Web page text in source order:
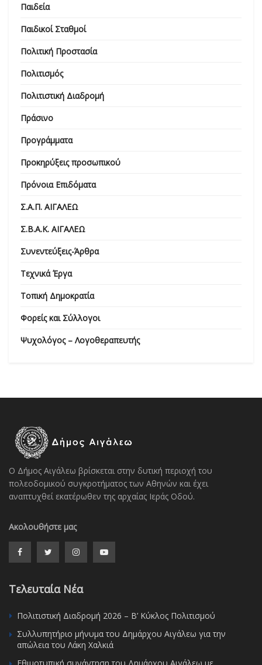
Παιδεία
Παιδικοί Σταθμοί
Πολιτική Προστασία
Πολιτισμός
Πολιτιστική Διαδρομή
Πράσινο
Προγράμματα
Προκηρύξεις προσωπικού
Πρόνοια Επιδόματα
Σ.Α.Π. ΑΙΓΑΛΕΩ
Σ.Β.Α.Κ. ΑΙΓΑΛΕΩ
Συνεντεύξεις-Άρθρα
Τεχνικά Έργα
Τοπική Δημοκρατία
Φορείς και Σύλλογοι
Ψυχολόγος – Λογοθεραπευτής
Ο Δήμος Αιγάλεω βρίσκεται στην δυτική περιοχή του
πολεοδομικού συγκροτήματος των Αθηνών και έχει
αναπτυχθεί εκατέρωθεν της αρχαίας Ιεράς Οδού.
Ακολουθήστε μας
Τελευταία Νέα
Πολιτιστική Διαδρομή 2026 – Β’ Κύκλος Πολιτισμού
Συλλυπητήριο μήνυμα του Δημάρχου Αιγάλεω για την
απώλεια του Λάκη Χαλκιά
Εθιμοτυπική συνάντηση του Δημάρχου Αιγάλεω με